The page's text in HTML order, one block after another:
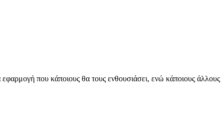
που κάποιους θα τους ενθουσιάσει, ενώ κάποιους άλλους